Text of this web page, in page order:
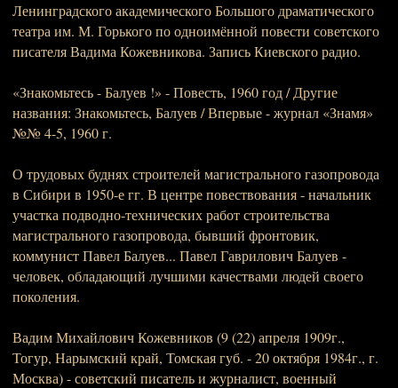
Ленинградского академического Большого драматического
театра им. М. Горького по одноимённой повести советского
писателя Вадима Кожевникова. Запись Киевского радио.
«Знакомьтесь - Балуев !» - Повесть, 1960 год / Другие
названия: Знакомьтесь, Балуев / Впервые - журнал «Знамя»
№№ 4-5, 1960 г.
О трудовых буднях строителей магистрального газопровода
в Сибири в 1950-е гг. В центре повествования - начальник
участка подводно-технических работ строительства
магистрального газопровода, бывший фронтовик,
коммунист Павел Балуев... Павел Гаврилович Балуев -
человек, обладающий лучшими качествами людей своего
поколения.
Вадим Михайлович Кожевников (9 (22) апреля 1909г.,
Тогур, Нарымский край, Томская губ. - 20 октября 1984г., г.
Москва) - советский писатель и журналист, военный